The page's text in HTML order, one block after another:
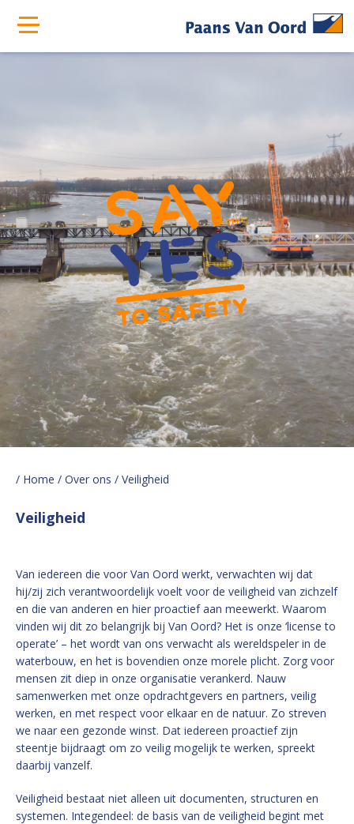
/ Home / Over ons / Veiligheid
Veiligheid
Van iedereen die voor Van Oord werkt, verwachten wij dat
hij/zij zich verantwoordelijk voelt voor de veiligheid van zichzelf
en die van anderen en hier proactief aan meewerkt. Waarom
vinden wij dit zo belangrijk bij Van Oord? Het is onze ‘license to
operate’ – het wordt van ons verwacht als wereldspeler in de
waterbouw, en het is bovendien onze morele plicht. Zorg voor
mensen zit diep in onze organisatie verankerd. Nauw
samenwerken met onze opdrachtgevers en partners, veilig
werken, en met respect voor elkaar en de natuur. Zo streven
we naar een gezonde winst. Dat iedereen proactief zijn
steentje bijdraagt om zo veilig mogelijk te werken, spreekt
daarbij vanzelf.
Veiligheid bestaat niet alleen uit documenten, structuren en
systemen. Integendeel: de basis van de veiligheid begint met